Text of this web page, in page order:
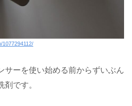
1077294112/
サーを使い始める前からずいぶん
です。